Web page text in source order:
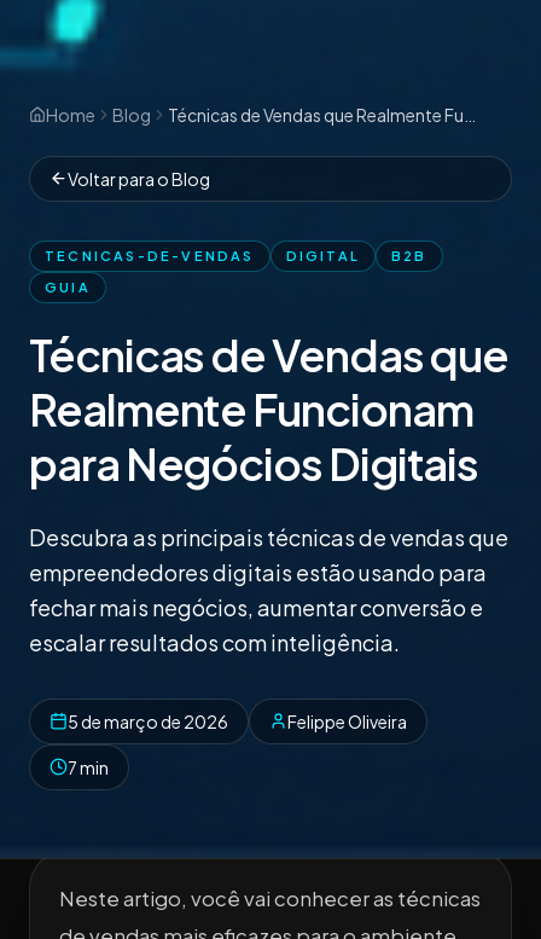
Home Blog
Voltar para o Blog
TECNICAS-DE-VENDAS DIGITAL
B2B
GUIA
Técnicas de Vendas que
Realmente Funcionam
para Negócios Digitais
Descubra as principais técnicas de vendas que
empreendedores digitais estão usando para
fechar mais negócios, aumentar conversão e
escalar resultados com inteligência.
5 de março de 2026 Felippe Oliveira
7 min
Neste artigo, você vai conhecer as técnicas